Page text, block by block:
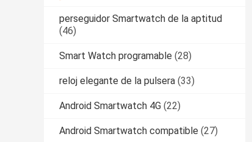
perseguidor Smartwatch de la aptitud
(46)
Smart Watch programable (28)
reloj elegante de la pulsera (33)
Android Smartwatch 4G (22)
Android Smartwatch compatible (27)